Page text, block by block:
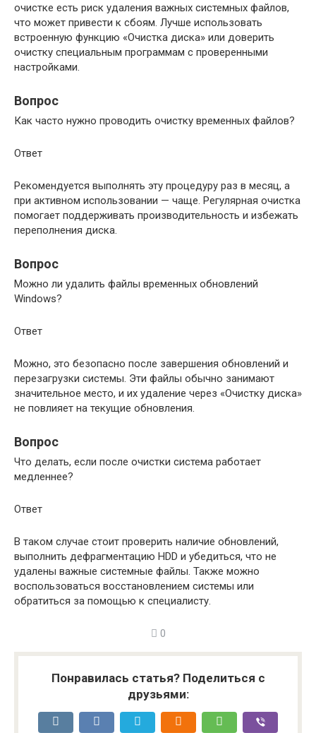
очистке есть риск удаления важных системных файлов,
что может привести к сбоям. Лучше использовать
встроенную функцию «Очистка диска» или доверить
очистку специальным программам с проверенными
настройками.
Вопрос
Как часто нужно проводить очистку временных файлов?
Ответ
Рекомендуется выполнять эту процедуру раз в месяц, а
при активном использовании — чаще. Регулярная очистка
помогает поддерживать производительность и избежать
переполнения диска.
Вопрос
Можно ли удалить файлы временных обновлений
Windows?
Ответ
Можно, это безопасно после завершения обновлений и
перезагрузки системы. Эти файлы обычно занимают
значительное место, и их удаление через «Очистку диска»
не повлияет на текущие обновления.
Вопрос
Что делать, если после очистки система работает
медленнее?
Ответ
В таком случае стоит проверить наличие обновлений,
выполнить дефрагментацию HDD и убедиться, что не
удалены важные системные файлы. Также можно
воспользоваться восстановлением системы или
обратиться за помощью к специалисту.
0
Понравилась статья? Поделиться с
друзьями: